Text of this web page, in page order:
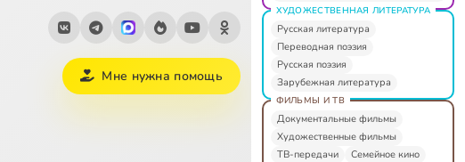
Мне нужна помощь
ХУДОЖЕСТВЕННАЯ ЛИТЕРАТУРА
Русская литература
Переводная поэзия
Русская поэзия
Зарубежная литература
ФИЛЬМЫ И ТВ
Документальные фильмы
Художественные фильмы
ТВ-передачи
Семейное кино